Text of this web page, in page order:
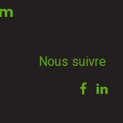
Nous suivre